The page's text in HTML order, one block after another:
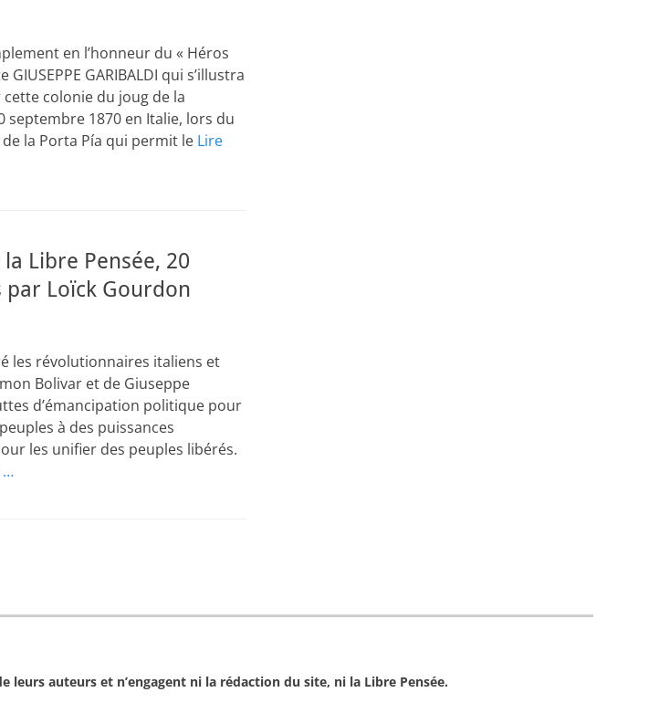
en l’honneur du « Héros
GARIBALDI qui s’illustra
colonie du joug de la
septembre 1870 en Italie, lors du
la Porta Pía qui permit le Lire
Libre Pensée, 20
Loïck Gourdon
les révolutionnaires italiens et
Bolivar et de Giuseppe
d’émancipation politique pour
à des puissances
les unifier des peuples libérés.
…
leurs auteurs et n’engagent ni la rédaction du site, ni la Libre Pensée.